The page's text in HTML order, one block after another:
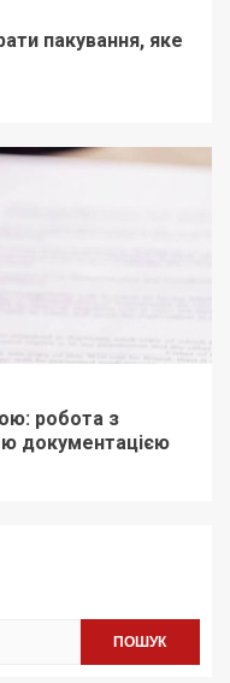
пакування, яке
робота з
документацією
ПОШУК